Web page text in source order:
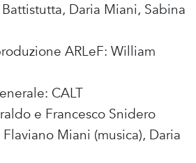
Daria Miani, Sabina
ARLeF: William
CALT
e Francesco Snidero
Miani (musica), Daria